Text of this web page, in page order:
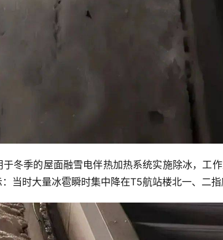
于冬季的屋面融雪电伴热加热系统实施除冰，
当时大量冰雹瞬时集中降在T5航站楼北一、二